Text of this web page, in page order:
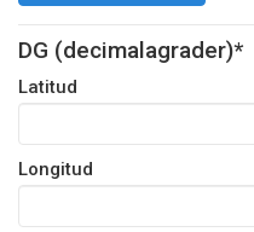
DG (decimalagrader)*
Latitud
Longitud